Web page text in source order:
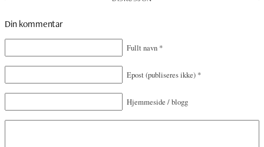
Din kommentar
Fullt navn *
Epost(publiseres ikke) *
Hjemmeside / blogg